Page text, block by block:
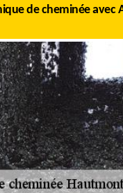
de cheminée avec